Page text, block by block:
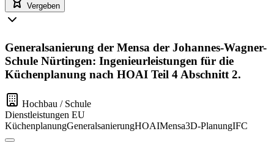
Vergeben
Generalsanierung der Mensa der Johannes-Wagner-
Schule Nürtingen: Ingenieurleistungen für die
Küchenplanung nach HOAI Teil 4 Abschnitt 2.
Hochbau / Schule
Dienstleistungen EU
KüchenplanungGeneralsanierungHOAIMensa3D-PlanungIFC